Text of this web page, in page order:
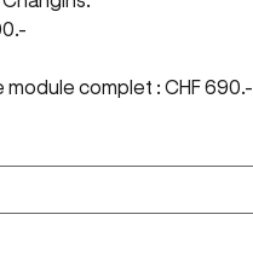
module complet : CHF 690.-